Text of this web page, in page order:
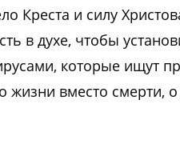
Креста и силу
в духе, чтобы
которые ищут
жизни вместо смерти,